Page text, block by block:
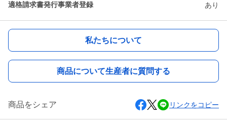
適格請求書発行事業者登録 あり
私たちについて
商品について生産者に質問する
商品をシェア リンクをコピー